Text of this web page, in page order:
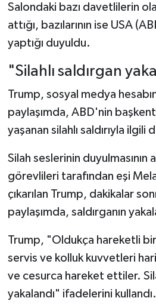
Salondaki bazı davetlilerin
attığı, bazılarının ise USA
yaptığı duyuldu.
"Silahlı saldırgan
Trump, sosyal medya
paylaşımda, ABD'nin
yaşanan silahlı saldırıyla ilgili
Silah seslerinin duyulmasının
görevlileri tarafından eşi
çıkarılan Trump, dakikalar
paylaşımda, saldırganın
Trump, "Oldukça hareketli
servis ve kolluk kuvvetleri
ve cesurca hareket ettiler.
yakalandı" ifadelerini kullandı.